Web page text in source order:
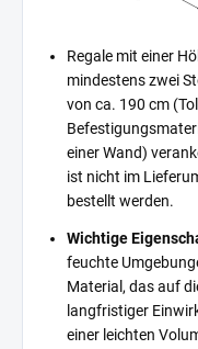
Regale mit einer
mindestens zwei
von ca. 190 cm
einer Wand)
ist nicht im
bestellt werden.
Wichtige
feuchte
Material, das auf
langfristiger
einer leichten